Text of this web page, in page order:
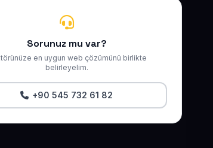
Sorunuz mu var?
en uygun web çözümünü birlikte
belirleyelim.
+90 545 732 61 82